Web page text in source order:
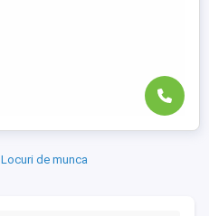
Locuri de munca